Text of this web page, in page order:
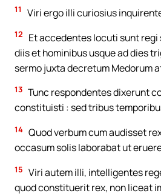
11 Viri ergo illi curiosius
12
Et accedentes locuti sunt regi
diis et hominibus usque ad dies
sermo juxta decretum Medorum
13 Tunc respondentes dixerunt
constituisti : sed tribus
14 Quod verbum cum audisset
occasum solis laborabat ut
15 Viri autem illi, intelligentes
quod constituerit rex, non liceat